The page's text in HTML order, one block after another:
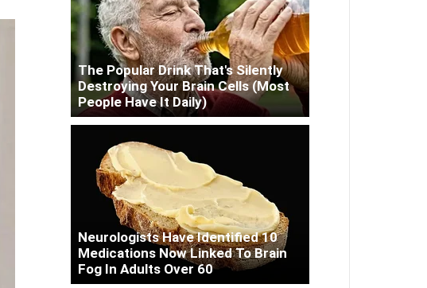
The Popular Drink That's Silently
Destroying Your Brain Cells (Most
People Have It Daily)
Neurologists Have Identified 10
Medications Now Linked To Brain
Fog In Adults Over 60
Woman Lives In Garage - Don't
Judge Until You Peek Inside